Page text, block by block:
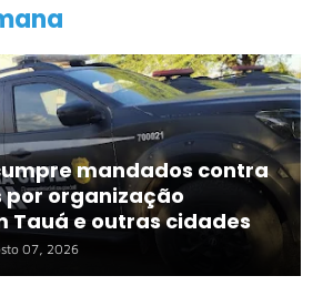
mandados contra
organização
Tauá e outras cidades
07, 2026